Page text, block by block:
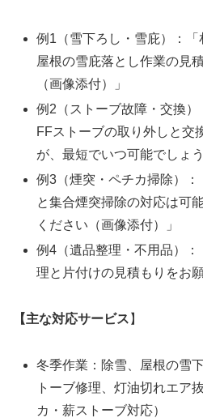
例1（雪下ろし・雪庇）：「
屋根の雪庇落とし作業の見
（画像添付）」
例2（ストーブ故障・交換）
FFストーブの取り外しと交
が、最短でいつ可能でしょう
例3（煙突・ペチカ掃除）
と集合煙突掃除の対応は可
ください（画像添付）」
例4（遺品整理・不用品）
理と片付けの見積もりをお
【主な対応サービス 】
冬季作業：除雪、屋根の雪
トーブ修理、灯油切れエア
カ・薪ストーブ対応）